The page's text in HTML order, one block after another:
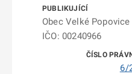
Obec Velké Popovice
IČO: 00240966
6/